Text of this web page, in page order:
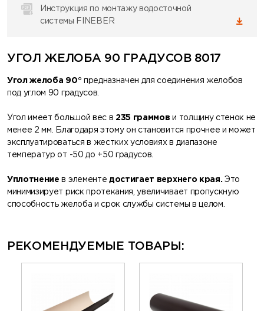
Инструкция по монтажу водосточной
системы FINEBER
УГОЛ ЖЕЛОБА 90 ГРАДУСОВ 8017
Угол желоба 90° предназначен для соединения желобов
под углом 90 градусов.
Угол имеет большой вес в 235 граммов и толщину стенок не
менее 2 мм. Благодаря этому он становится прочнее и может
эксплуатироваться в жестких условиях в диапазоне
температур от -50 до +50 градусов.
Уплотнение в элементе достигает верхнего края. Это
минимизирует риск протекания, увеличивает пропускную
способность желоба и срок службы системы в целом.
РЕКОМЕНДУЕМЫЕ ТОВАРЫ: